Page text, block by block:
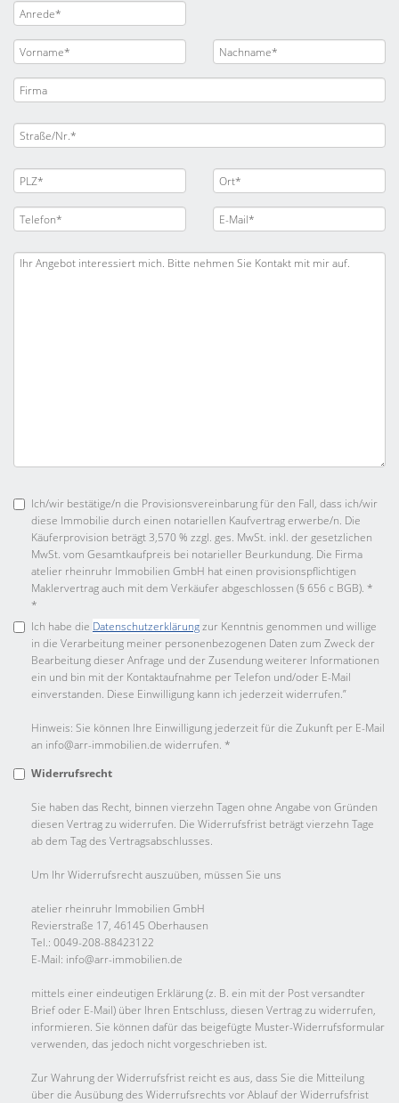
Ich/wir bestätige/n die Provisionsvereinbarung für den Fall, dass ich/wir
diese Immobilie durch einen notariellen Kaufvertrag erwerbe/n. Die
Käuferprovision beträgt 3,570 % zzgl. ges. MwSt. inkl. der gesetzlichen
MwSt. vom Gesamtkaufpreis bei notarieller Beurkundung. Die Firma
atelier rheinruhr Immobilien GmbH hat einen provisionspflichtigen
Maklervertrag auch mit dem Verkäufer abgeschlossen (§ 656 c BGB). *
*
Ich habe die Datenschutzerklärungzur Kenntnis genommen und willige
in die Verarbeitung meiner personenbezogenen Daten zum Zweck der
Bearbeitung dieser Anfrage und der Zusendung weiterer Informationen
ein und bin mit der Kontaktaufnahme per Telefon und/oder E-Mail
einverstanden. Diese Einwilligung kann ich jederzeit widerrufen.”
Hinweis: Sie können Ihre Einwilligung jederzeit für die Zukunft per E-Mail
an info@arr-immobilien.de widerrufen. *
Widerrufsrecht
Sie haben das Recht, binnen vierzehn Tagen ohne Angabe von Gründen
diesen Vertrag zu widerrufen. Die Widerrufsfrist beträgt vierzehn Tage
ab dem Tag des Vertragsabschlusses.
Um Ihr Widerrufsrecht auszuüben, müssen Sie uns
atelier rheinruhr Immobilien GmbH
Revierstraße 17, 46145 Oberhausen
Tel.: 0049-208-88423122
E-Mail: info@arr-immobilien.de
mittels einer eindeutigen Erklärung (z. B. ein mit der Post versandter
Brief oder E-Mail) über Ihren Entschluss, diesen Vertrag zu widerrufen,
informieren. Sie können dafür das beigefügte Muster-Widerrufsformular
verwenden, das jedoch nicht vorgeschrieben ist.
Zur Wahrung der Widerrufsfrist reicht es aus, dass Sie die Mitteilung
über die Ausübung des Widerrufsrechts vor Ablauf der Widerrufsfrist